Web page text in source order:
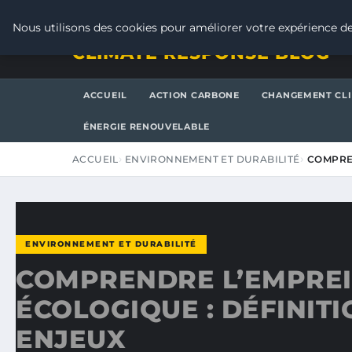
CLIMATE RESPONSE BLOG
ACCUEIL ACTION CARBONE CHANGEMENT
ÉNERGIE RENOUVELABLE
ACCUEIL ENVIRONNEMENT ET DURABILITÉ
ENVIRONNEMENT ET DURABILITÉ
COMPRENDRE
ÉCOLOGIQUE :
ENJEUX
Nous utilisons des cookies pour améliorer votre expérience